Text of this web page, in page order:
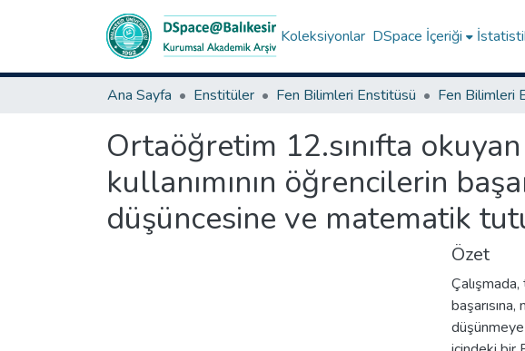
Koleksiyonlar DSpace İçeriği
Ana Sayfa Enstitüler Fen Bilimleri Enstitüsü
Ortaöğretim 12.sınıfta
kullanımının öğrencilerin
düşüncesine ve matematik
Özet
düşünmeye